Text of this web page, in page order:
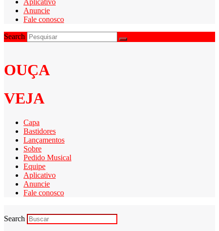
Anuncie
Fale conosco
Search
OUÇA
VEJA
Capa
Bastidores
Lançamentos
Sobre
Pedido Musical
Equipe
Aplicativo
Anuncie
Fale conosco
Search